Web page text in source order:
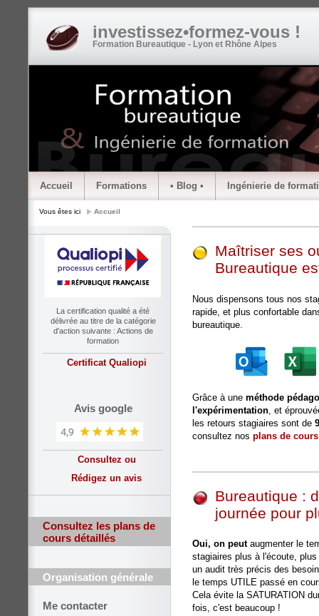
investissez•formez-vous !
Formation Bureautique - Lyon et Rhône Alpes
Accueil Formations • Blog • Ingénierie de
Vous êtes ici Accueil
La certification qualité a été
délivrée au titre de la catégorie
d'action suivante : Actions de
formation
Certificat Qualiopi
Avis google
Consultez ou
Rédigez un avis
Consultez les plans de
cours détaillés
Organisation générale
Me contacter
Maîtriser ses
Bureautique
Nous dispensons tous nos
rapide, et plus confortable
bureautique.
Grâce à une méthode
l'expérimentation , et
les retours stagiaires sont de
consultez nos plans de cours
Bureautique :
journée pour
Oui, on peut augmenter le
stagiaires plus à l'écoute,
un audit très précis des
le temps UTILE passé en
Cela évite la SATURATION
fois, c'est beaucoup !